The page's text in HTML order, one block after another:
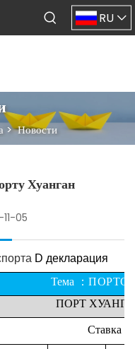
RU
>Новости
Хуанган
05
D декларация
Тема ：
ПОРТ
Ставка